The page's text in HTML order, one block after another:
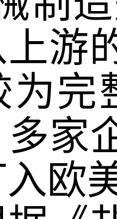
游
为完
多家
欧